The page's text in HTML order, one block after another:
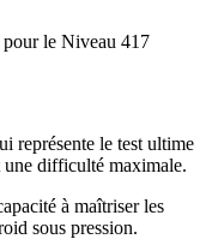
le Niveau 417
représente le test ultime
une difficulté maximale.
à maîtriser les
sous pression.